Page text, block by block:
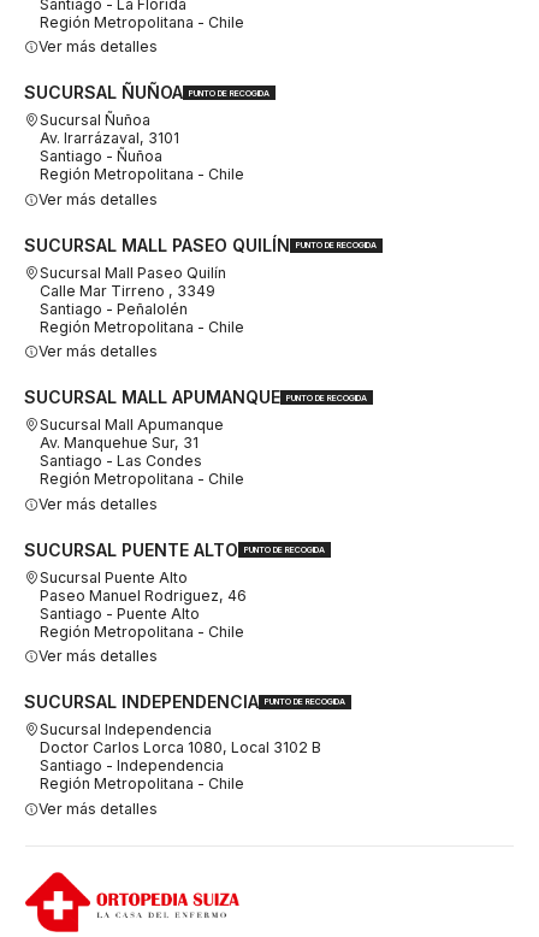
Santiago - La Florida
Región Metropolitana - Chile
Ver más detalles
SUCURSAL ÑUÑOA PUNTO DE RECOGIDA
Sucursal Ñuñoa
Av. Irarrázaval, 3101
Santiago - Ñuñoa
Región Metropolitana - Chile
Ver más detalles
SUCURSAL MALL PASEO QUILÍN PUNTO DE RECOGIDA
Sucursal Mall Paseo Quilín
Calle Mar Tirreno , 3349
Santiago - Peñalolén
Región Metropolitana - Chile
Ver más detalles
SUCURSAL MALL APUMANQUE PUNTO DE RECOGIDA
Sucursal Mall Apumanque
Av. Manquehue Sur, 31
Santiago - Las Condes
Región Metropolitana - Chile
Ver más detalles
SUCURSAL PUENTE ALTO PUNTO DE RECOGIDA
Sucursal Puente Alto
Paseo Manuel Rodriguez, 46
Santiago - Puente Alto
Región Metropolitana - Chile
Ver más detalles
SUCURSAL INDEPENDENCIA PUNTO DE RECOGIDA
Sucursal Independencia
Doctor Carlos Lorca 1080, Local 3102 B
Santiago - Independencia
Región Metropolitana - Chile
Ver más detalles